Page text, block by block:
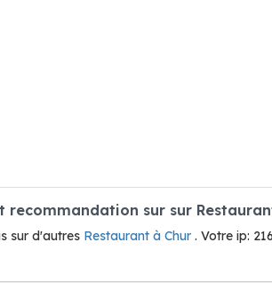
recommandation sur sur
sur d'autres Restaurant à Chur . Votre ip: